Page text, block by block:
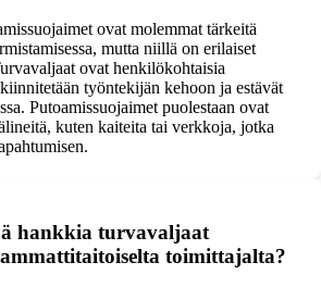
ovat molemmat tärkeitä
mutta niillä on erilaiset
ovat henkilökohtaisia
työntekijän kehoon ja estävät
Putoamissuojaimet puolestaan ovat
kuten kaiteita tai verkkoja, jotka
hankkia turvavaljaat
toimittajalta?